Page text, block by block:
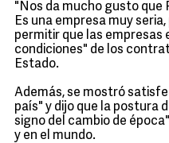
"Nos da mucho gusto que
Es una empresa muy
permitir que las empresas
condiciones" de los
Estado.
Además, se mostró
país" y dijo que la postura
signo del cambio de
y en el mundo.